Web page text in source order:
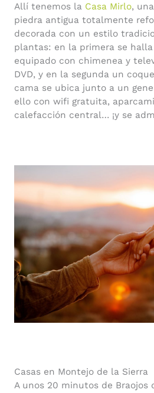
Allí tenemos la Casa Mirlo,
piedra antigua totalmente
decorada con un estilo
plantas: en la primera se
equipado con chimenea y
DVD, y en la segunda un
cama se ubica junto a un
ello con wifi gratuita,
calefacción central… ¡y se
Casas en Montejo de la Sierra
A unos 20 minutos de Braojos